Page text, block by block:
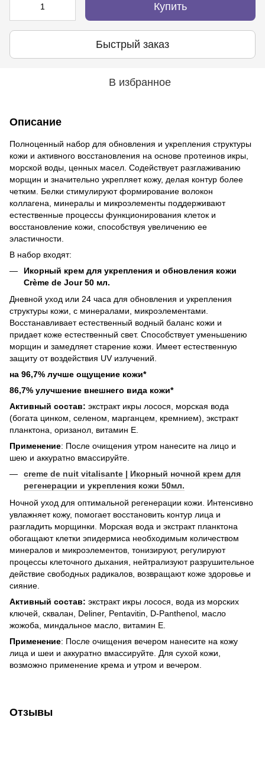
Купить
Быстрый заказ
В избранное
Описание
Полноценный набор для обновления и укрепления структуры
кожи и активного восстановления на основе протеинов икры,
морской воды, ценных масел. Содействует разглаживанию
морщин и значительно укрепляет кожу, делая контур более
четким. Белки стимулируют формирование волокон
коллагена, минералы и микроэлементы поддерживают
естественные процессы функционирования клеток и
восстановление кожи, способствуя увеличению ее
эластичности.
В набор входят:
Икорный крем для укрепления и обновления кожи
Crème de Jour 50 мл.
Дневной уход или 24 часа для обновления и укрепления
структуры кожи, с минералами, микроэлементами.
Восстанавливает естественный водный баланс кожи и
придает коже естественный свет. Способствует уменьшению
морщин и замедляет старение кожи. Имеет естественную
защиту от воздействия UV излучений.
на 96,7% лучше ощущение кожи*
86,7% улучшение внешнего вида кожи*
Активный состав: экстракт икры лосося, морская вода
(богата цинком, селеном, марганцем, кремнием), экстракт
планктона, оризанол, витамин Е.
Применение: После очищения утром нанесите на лицо и
шею и аккуратно вмассируйте.
creme de nuit vitalisante | Икорный ночной крем для
регенерации и укрепления кожи 50мл.
Ночной уход для оптимальной регенерации кожи. Интенсивно
увлажняет кожу, помогает восстановить контур лица и
разгладить морщинки. Морская вода и экстракт планктона
обогащают клетки эпидермиса необходимым количеством
минералов и микроэлементов, тонизируют, регулируют
процессы клеточного дыхания, нейтрализуют разрушительное
действие свободных радикалов, возвращают коже здоровье и
сияние.
Активный состав: экстракт икры лосося, вода из морских
ключей, сквалан, Deliner, Pentavitin, D-Panthenol, масло
жожоба, миндальное масло, витамин E.
Применение: После очищения вечером нанесите на кожу
лица и шеи и аккуратно вмассируйте. Для сухой кожи,
возможно применение крема и утром и вечером.
Отзывы